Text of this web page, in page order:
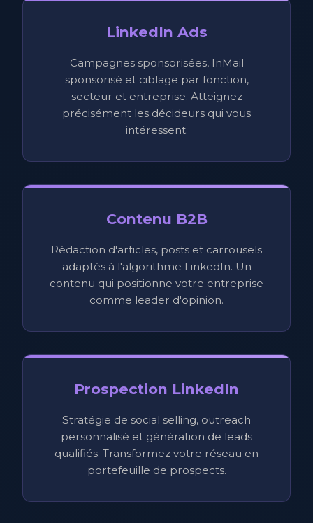
LinkedIn Ads
Campagnes sponsorisées, InMail
sponsorisé et ciblage par fonction,
secteur et entreprise. Atteignez
précisément les décideurs qui vous
intéressent.
Contenu B2B
Rédaction d'articles, posts et carrousels
adaptés à l'algorithme LinkedIn. Un
contenu qui positionne votre entreprise
comme leader d'opinion.
Prospection LinkedIn
Stratégie de social selling, outreach
personnalisé et génération de leads
qualifiés. Transformez votre réseau en
portefeuille de prospects.